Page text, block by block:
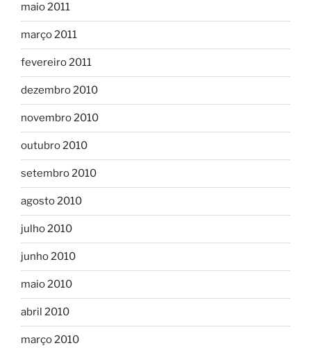
maio 2011
março 2011
fevereiro 2011
dezembro 2010
novembro 2010
outubro 2010
setembro 2010
agosto 2010
julho 2010
junho 2010
maio 2010
abril 2010
março 2010